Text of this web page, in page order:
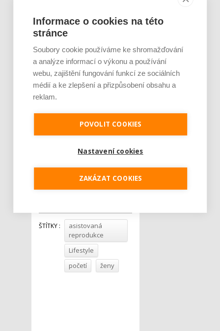
napomáhají zlepšení kvality
ejakulátu. Důležité je také
hýbat, nekouřit a nenosit
těsné prádlo. To jsou rady,
které muži slyší ze všech
stran neustále dokola, a
Gynekolog a sexuolog
MUDr. Pavel Turčan.
ŠTÍTKY :
asistovaná
reprodukce
Lifestyle
početí
ženy
Informace o cookies na této
stránce
Soubory cookie používáme ke shromažďování
a analýze informací o výkonu a používání
webu, zajištění fungování funkcí ze sociálních
médií a ke zlepšení a přizpůsobení obsahu a
reklam.
POVOLIT COOKIES
Nastavení cookies
ZAKÁZAT COOKIES